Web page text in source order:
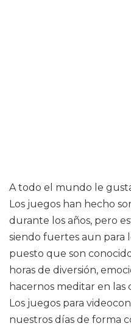
A todo el mundo le
Los juegos han hecho
durante los años, pero
siendo fuertes aun para
puesto que son
horas de diversión,
hacernos meditar en las
Los juegos para
nuestros días de forma